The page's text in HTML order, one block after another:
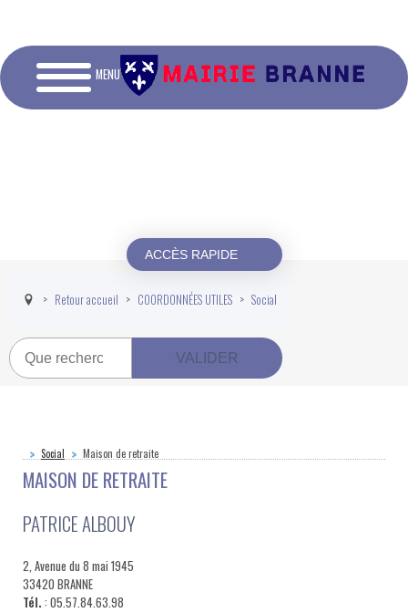
MENU
ACCÈS RAPIDE
Retour accueil COORDONNÉES UTILES Social
Recherche
VALIDER
Social Maison de retraite
MAISON DE RETRAITE
PATRICE ALBOUY
2, Avenue du 8 mai 1945
33420 BRANNE
Tél. : 05.57.84.63.98